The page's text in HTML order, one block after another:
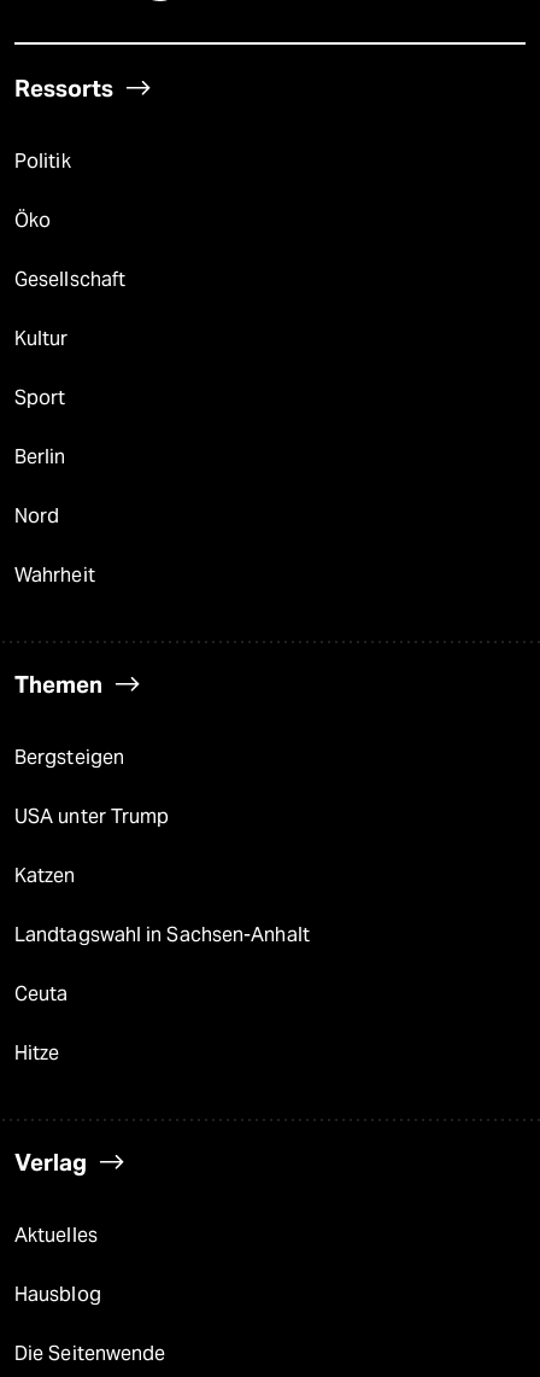
Ressorts
Politik
Öko
Gesellschaft
Kultur
Sport
Berlin
Nord
Wahrheit
Themen
Bergsteigen
USA unter Trump
Katzen
Landtagswahl in Sachsen-Anhalt
Ceuta
Hitze
Verlag
Aktuelles
Hausblog
Die Seitenwende